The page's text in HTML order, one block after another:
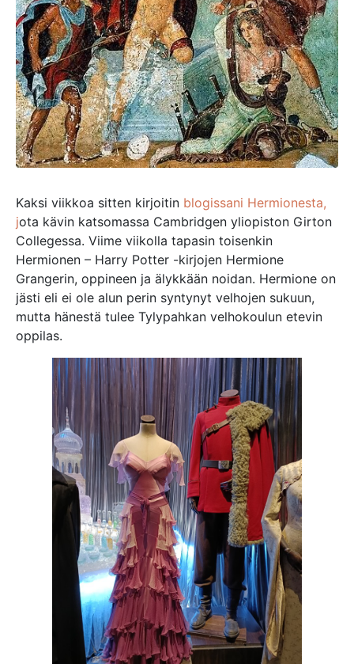
Kaksi viikkoa sitten kirjoitin blogissani Hermionesta,
jota kävin katsomassa Cambridgen yliopiston Girton
Collegessa. Viime viikolla tapasin toisenkin
Hermionen – Harry Potter -kirjojen Hermione
Grangerin, oppineen ja älykkään noidan. Hermione on
jästi eli ei ole alun perin syntynyt velhojen sukuun,
mutta hänestä tulee Tylypahkan velhokoulun etevin
oppilas.